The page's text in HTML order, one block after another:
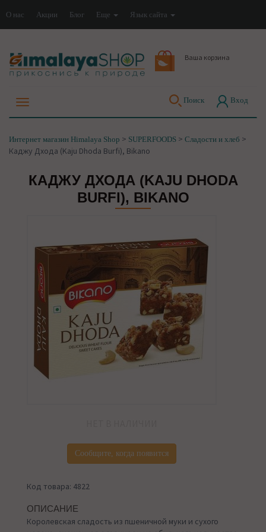
О нас Акции Блог Еще Язык сайта
Ваша корзина
Поиск Вход
Интернет магазин Himalaya Shop > SUPERFOODS > Сладости и хлеб >
Каджу Дхода (Kaju Dhoda Burfi), Bikano
КАДЖУ ДХОДА (KAJU DHODA
BURFI), BIKANO
Сообщите, когда появится
Код товара: 4822
ОПИСАНИЕ
Королевская сладость из пшеничной муки и сухого